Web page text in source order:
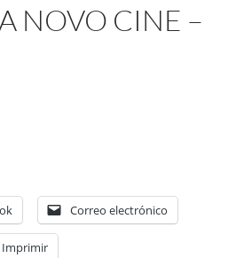
NOVO CINE –
Correo electrónico
Imprimir